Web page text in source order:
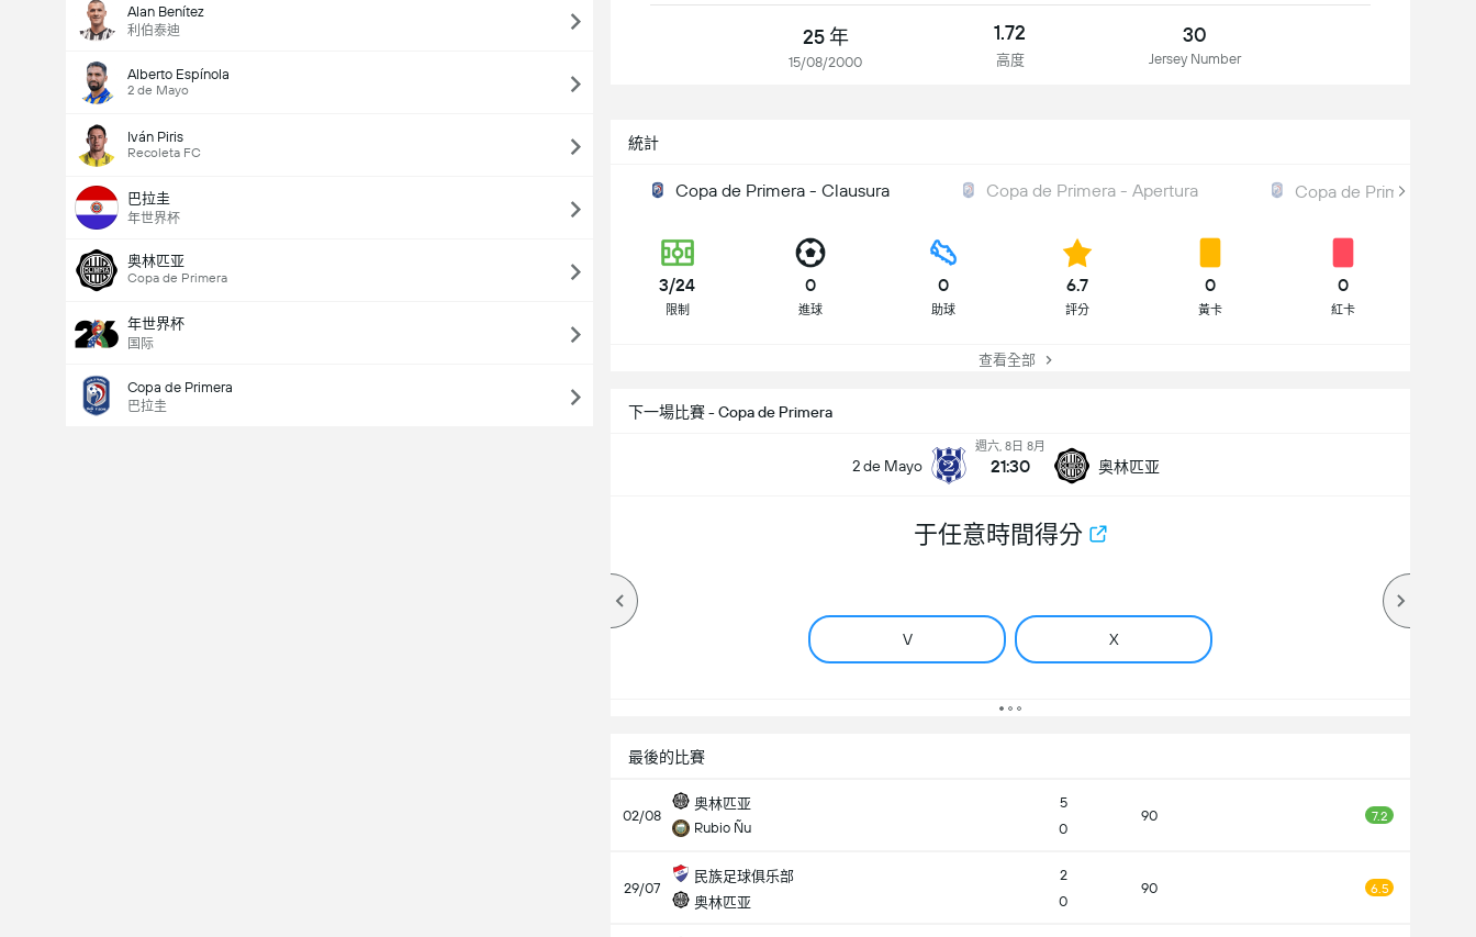
Alan Benítez
利伯泰迪
Alberto Espínola
2 de Mayo
Iván Piris
Recoleta FC
巴拉圭
年世界杯
奥林匹亚
Copa de Primera
年世界杯
国际
Copa de Primera
巴拉圭
25 年
15/08/2000
1.72
高度
30
Jersey Number
統計
Copa de Primera - Clausura Copa de Primera - Apertura Copa de Primera - 總計
3/24
限制
0
進球
0
助球
6.7
評分
0
黃卡
0
紅卡
查看全部
下一場比賽 - Copa de Primera
2 de Mayo
週六, 8日 8月
21:30 奥林匹亚
于任意時間得分
V X
最後的比賽
02/08
奥林匹亚
Rubio Ñu
5
0
90 7.2
29/07
民族足球俱乐部
奥林匹亚
2
0
90 6.5